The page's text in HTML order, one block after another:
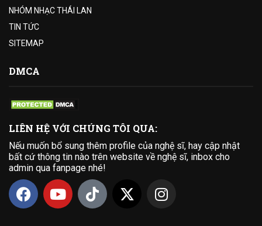
NHÓM NHẠC THÁI LAN
TIN TỨC
SITEMAP
DMCA
LIÊN HỆ VỚI CHÚNG TÔI QUA:
Nếu muốn bổ sung thêm profile của nghệ sĩ, hay cập nhật
bất cứ thông tin nào trên website về nghệ sĩ, inbox cho
admin qua fanpage nhé!